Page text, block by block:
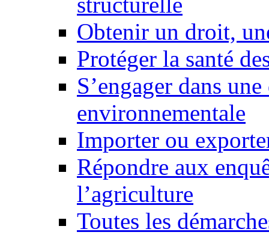
Obtenir un droit,
Protéger la santé
S’engager dans
environnementale
Importer ou
Répondre aux
l’agriculture
Toutes les